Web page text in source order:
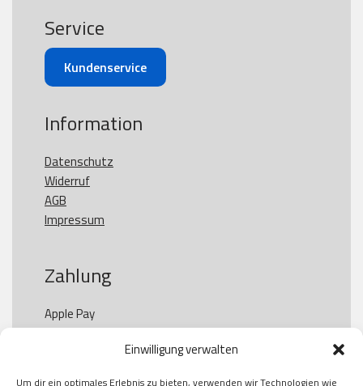
Einwilligung verwalten
Um dir ein optimales Erlebnis zu bieten, verwenden wir Technologien wie
Service
Kundenservice
Information
Datenschutz
Widerruf
AGB
Impressum
Zahlung
Apple Pay
Paypal